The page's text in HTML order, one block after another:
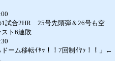
1試合2HR 25号先頭弾＆26号も空
ト6連敗
ーム移転ｲﾔｯ！！7回制ｲﾔｯ！！」←